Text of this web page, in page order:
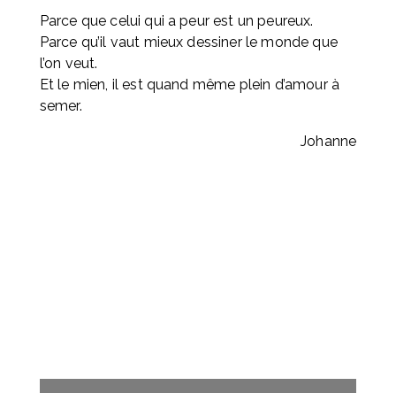
Parce que celui qui a peur est un peureux.
Parce qu’il vaut mieux dessiner le monde que
l’on veut.
Et le mien, il est quand même plein d’amour à
semer.
Johanne